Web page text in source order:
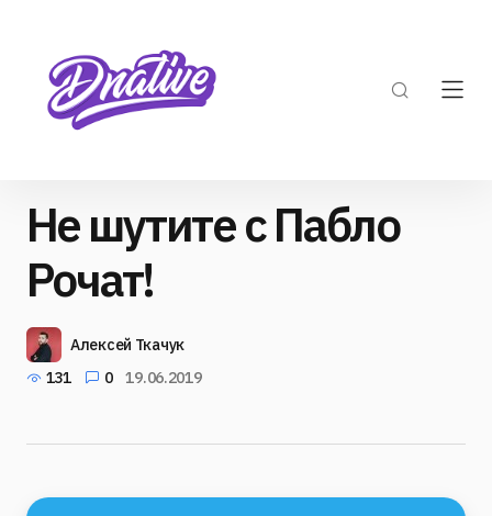
Не шутите с Пабло
Рочат!
Алексей Ткачук
131
0 19.06.2019